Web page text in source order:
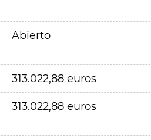
Abierto
313.022,88 euros
313.022,88 euros